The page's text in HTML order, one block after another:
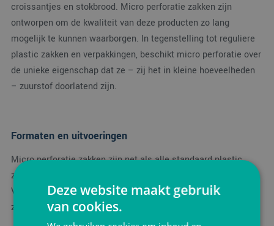
croissantjes en stokbrood. Micro perforatie zakken zijn
ontworpen om de kwaliteit van deze producten zo lang
mogelijk te kunnen waarborgen. In tegenstelling tot reguliere
plastic zakken en verpakkingen, beschikt micro perforatie over
de unieke eigenschap dat ze – zij het in kleine hoeveelheden
– zuurstof doorlatend zijn.
Formaten en uitvoeringen
Micro perforatie zakken zijn net als alle standaard plastic
zakken leverbaar in diverse soorten, formaten en uitvoeringen.
Van klein tot groot. Standaard microperforatiezakken
zijn vervaardigd van PP 18mµ.
Deze website maakt gebruik
van cookies.